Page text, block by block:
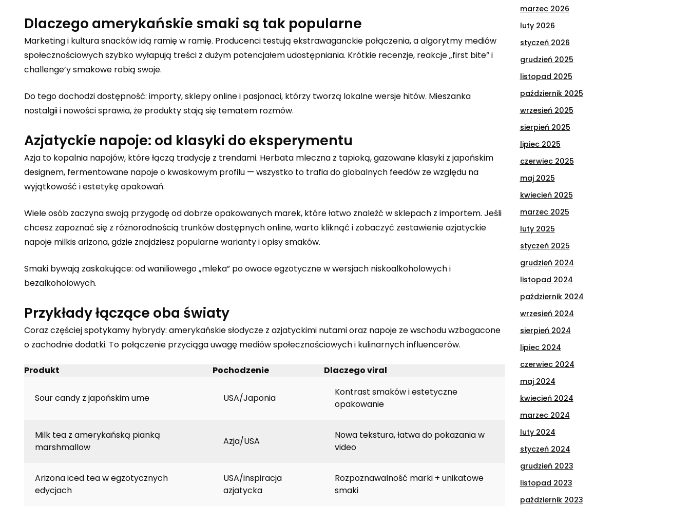
Dlaczego amerykańskie smaki są tak popularne
Marketing i kultura snacków idą ramię w ramię. Producenci testują ekstrawaganckie połączenia, a algorytmy mediów
społecznościowych szybko wyłapują treści z dużym potencjałem udostępniania. Krótkie recenzje, reakcje „first bite” i
challenge’y smakowe robią swoje.
Do tego dochodzi dostępność: importy, sklepy online i pasjonaci, którzy tworzą lokalne wersje hitów. Mieszanka
nostalgii i nowości sprawia, że produkty stają się tematem rozmów.
Azjatyckie napoje: od klasyki do eksperymentu
Azja to kopalnia napojów, które łączą tradycję z trendami. Herbata mleczna z tapioką, gazowane klasyki z japońskim
designem, fermentowane napoje o kwaskowym profilu — wszystko to trafia do globalnych feedów ze względu na
wyjątkowość i estetykę opakowań.
Wiele osób zaczyna swoją przygodę od dobrze opakowanych marek, które łatwo znaleźć w sklepach z importem. Jeśli
chcesz zapoznać się z różnorodnością trunków dostępnych online, warto kliknąć i zobaczyć zestawienieazjatyckie
napoje milkis arizona, gdzie znajdziesz popularne warianty i opisy smaków.
Smaki bywają zaskakujące: od waniliowego „mleka” po owoce egzotyczne w wersjach niskoalkoholowych i
bezalkoholowych.
Przykłady łączące oba światy
Coraz częściej spotykamy hybrydy: amerykańskie słodycze z azjatyckimi nutami oraz napoje ze wschodu wzbogacone
o zachodnie dodatki. To połączenie przyciąga uwagę mediów społecznościowych i kulinarnych influencerów.
Produkt Pochodzenie Dlaczego viral
Sour candy z japońskim ume USA/Japonia
Kontrast smaków i estetyczne
opakowanie
Milk tea z amerykańską pianką
marshmallow
Azja/USA
Nowa tekstura, łatwa do pokazania w
video
Arizona iced tea w egzotycznych
edycjach
USA/inspiracja
azjatycka
Rozpoznawalność marki + unikatowe
smaki
marzec 2026
luty 2026
styczeń 2026
grudzień 2025
listopad 2025
październik 2025
wrzesień 2025
sierpień 2025
lipiec 2025
czerwiec 2025
maj 2025
kwiecień 2025
marzec 2025
luty 2025
styczeń 2025
grudzień 2024
listopad 2024
październik 2024
wrzesień 2024
sierpień 2024
lipiec 2024
czerwiec 2024
maj 2024
kwiecień 2024
marzec 2024
luty 2024
styczeń 2024
grudzień 2023
listopad 2023
październik 2023